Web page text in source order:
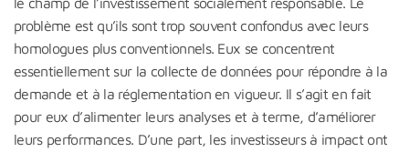
problème est qu’ils sont trop souvent confondus avec leurs
homologues plus conventionnels. Eux se concentrent
essentiellement sur la collecte de données pour répondre à la
demande et à la réglementation en vigueur. Il s’agit en fait
pour eux d’alimenter leurs analyses et à terme, d’améliorer
leurs performances. D’une part, les investisseurs à impact ont